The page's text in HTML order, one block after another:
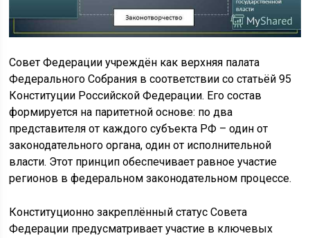
Совет Федерации учреждён как верхняя палата
Федерального Собрания в соответствии со статьёй 95
Конституции Российской Федерации. Его состав
формируется на паритетной основе: по два
представителя от каждого субъекта РФ – один от
законодательного органа, один от исполнительной
власти. Этот принцип обеспечивает равное участие
регионов в федеральном законодательном процессе.
Конституционно закреплённый статус Совета
Федерации предусматривает участие в ключевых